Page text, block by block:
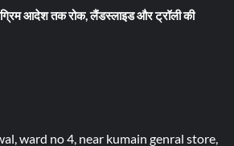
आदेश तक रोक, लैंडस्लाइड और ट्रॉली की
ward no 4, near kumain genral store,